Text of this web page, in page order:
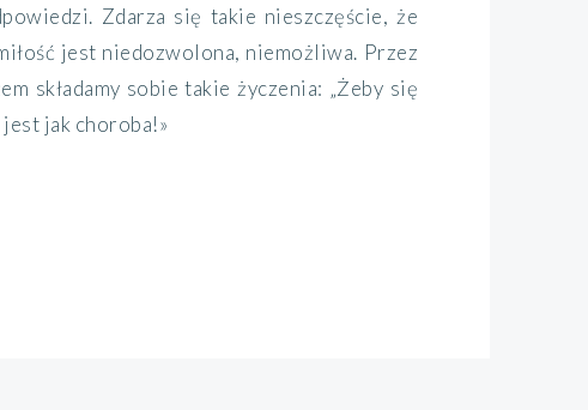
Zdarza się takie nieszczęście, że
jest niedozwolona, niemożliwa. Przez
składamy sobie takie życzenia: „Żeby się
jak choroba!»